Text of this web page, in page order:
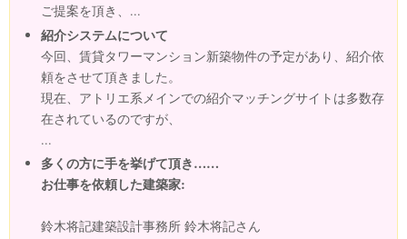
ご提案を頂き、...
紹介システムについて
今回、賃貸タワーマンション新築物件の予定があり、紹介依
頼をさせて頂きました。
現在、アトリエ系メインでの紹介マッチングサイトは多数存
在されているのですが、
...
多くの方に手を挙げて頂き……
お仕事を依頼した建築家:
鈴木将記建築設計事務所 鈴木将記さん